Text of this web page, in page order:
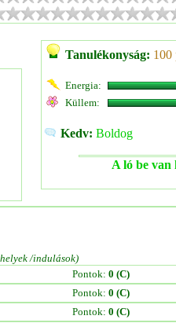
Tanulékonyság: 100
Energia:
Küllem:
Kedv: Boldog
A ló be van
/indulások)
Pontok: 0 (C)
Pontok: 0 (C)
Pontok: 0 (C)